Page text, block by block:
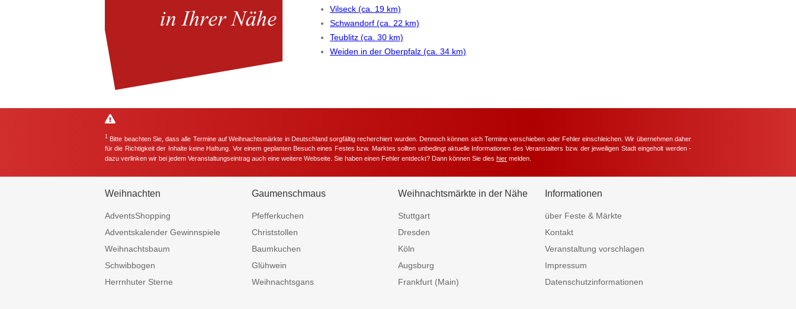
Vilseck (ca. 19 km)
Schwandorf (ca. 22 km)
Teublitz (ca. 30 km)
Weiden in der Oberpfalz (ca. 34 km)
1 Bitte beachten Sie, dass alle Termine auf Weihnachtsmärkte in Deutschland sorgfältig recherchiert wurden. Dennoch können sich Termine verschieben oder Fehler einschleichen. Wir übernehmen daher
für die Richtigkeit der Inhalte keine Haftung. Vor einem geplanten Besuch eines Festes bzw. Marktes sollten unbedingt aktuelle Informationen des Veranstalters bzw. der jeweiligen Stadt eingeholt werden -
dazu verlinken wir bei jedem Veranstaltungseintrag auch eine weitere Webseite. Sie haben einen Fehler entdeckt? Dann können Sie dies hier melden.
Weihnachten
AdventsShopping
Adventskalender Gewinnspiele
Weihnachtsbaum
Schwibbogen
Herrnhuter Sterne
Gaumenschmaus
Pfefferkuchen
Christstollen
Baumkuchen
Glühwein
Weihnachtsgans
Weihnachtsmärkte in der Nähe
Stuttgart
Dresden
Köln
Augsburg
Frankfurt (Main)
Informationen
über Feste & Märkte
Kontakt
Veranstaltung vorschlagen
Impressum
Datenschutzinformationen